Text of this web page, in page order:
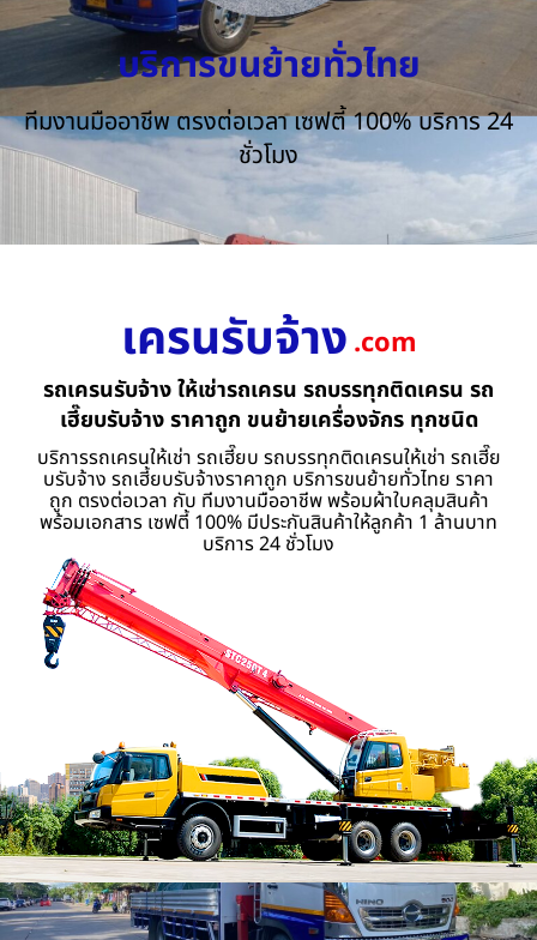
บริการขนย้ายทั่วไทย
ทีมงานมืออาชีพ ตรงต่อเวลา เซฟตี้ 100% บริการ 24
ชั่วโมง
เครนรับจ้าง .com
รถเครนรับจ้าง ให้เช่ารถเครน รถบรรทุกติดเครน รถ
เฮี๊ยบรับจ้าง ราคาถูก ขนย้ายเครื่องจักร ทุกชนิด
บริการรถเครนให้เช่า รถเฮี๊ยบ รถบรรทุกติดเครนให้เช่า รถเฮี๊ย
บรับจ้าง รถเฮี้ยบรับจ้างราคาถูก บริการขนย้ายทั่วไทย ราคา
ถูก ตรงต่อเวลา กับ ทีมงานมืออาชีพ พร้อมผ้าใบคลุมสินค้า
พร้อมเอกสาร เซฟตี้ 100% มีประกันสินค้าให้ลูกค้า 1 ล้านบาท
บริการ 24 ชั่วโมง